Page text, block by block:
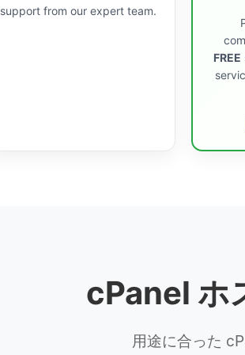
support from our expert team.
FREE
cPanel ホ
用途に合った